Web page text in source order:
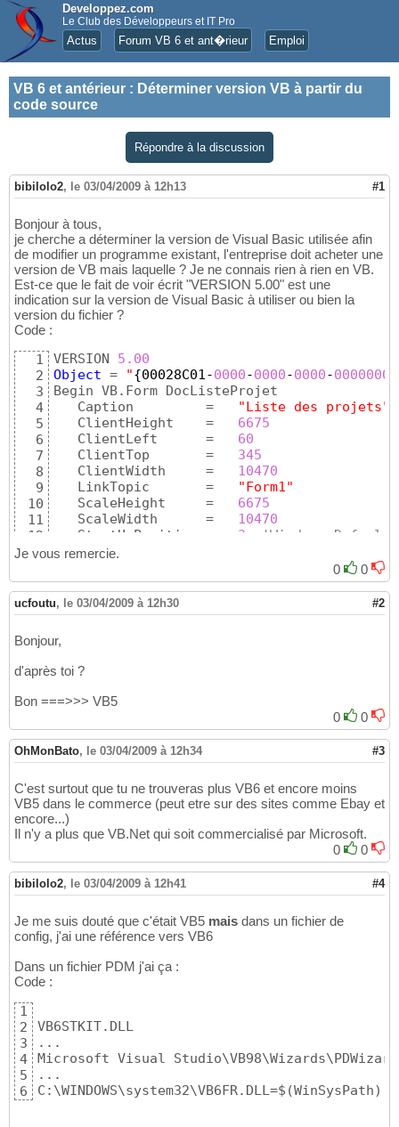
Developpez.com
Le Club des Développeurs et IT Pro
Actus Forum VB 6 et ant�rieur Emploi
VB 6 et antérieur : Déterminer version VB à partir du
code source
Répondre à la discussion
bibilolo2, le 03/04/2009 à 12h13 #1
Bonjour à tous,
je cherche a déterminer la version de Visual Basic utilisée afin
de modifier un programme existant, l'entreprise doit acheter une
version de VB mais laquelle ? Je ne connais rien à rien en VB.
Est-ce que le fait de voir écrit "VERSION 5.00" est une
indication sur la version de Visual Basic à utiliser ou bien la
version du fichier ?
Code :
1
2
3
4
5
6
7
8
9
10
11
12
13
15
16
17
18
19
21
22
24
25
26
28
29
30
31
33
34
36
37
39
40
41
42
43
44
45
46
47
VERSION 5.00
Object = "{00028C01-0000-0000-0000-
Begin VB.Form DocListeProjet
   Caption         =
"Liste des projets"
   ClientHeight    =
6675
   ClientLeft      =
60
   ClientTop       =
345
   ClientWidth     =
10470
   LinkTopic       =
"Form1"
   ScaleHeight     =
6675
   ScaleWidth      =
10470
   StartUpPosition =
3
'Windows Default
   Begin VB.CommandButton annuler
"Annuler"
      Height          =
375
      Left            =
      TabIndex        =
4
      Width           =
End
   Begin VB.CommandButton valider
      Caption         =
      Left            =
8880
      TabIndex        =
3
      Top             =
6120
End
   Begin VB.CommandButton rechercher
      Caption         =
      Height          =
255
      TabIndex        =
2
      Top             =
End
   Begin VB.TextBox Text1
      Left            =
End
   Begin MSDBGrid.DBGrid DBGrid1
      Bindings        =
      Height          =
      Left            =
240
Je vous remercie.
0
0
ucfoutu, le 03/04/2009 à 12h30 #2
Bonjour,
d'après toi ?
Bon ===>>> VB5
0
0
OhMonBato, le 03/04/2009 à 12h34 #3
C'est surtout que tu ne trouveras plus VB6 et encore moins
VB5 dans le commerce (peut etre sur des sites comme Ebay et
encore...)
Il n'y a plus que VB.Net qui soit commercialisé par Microsoft.
0
0
bibilolo2, le 03/04/2009 à 12h41 #4
Je me suis douté que c'était VB5 mais dans un fichier de
config, j'ai une référence vers VB6
Dans un fichier PDM j'ai ça :
Code :
1
2
3
4
5
6
VB6STKIT.DLL
...
Microsoft Visual
...
C:\WINDOWS\system32\VB6FR.DLL=$ (WinSysPath)